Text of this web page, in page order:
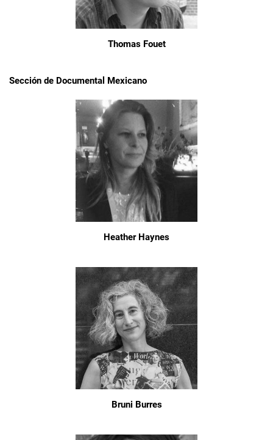
Thomas Fouet
Sección de Documental Mexicano
Heather Haynes
Bruni Burres